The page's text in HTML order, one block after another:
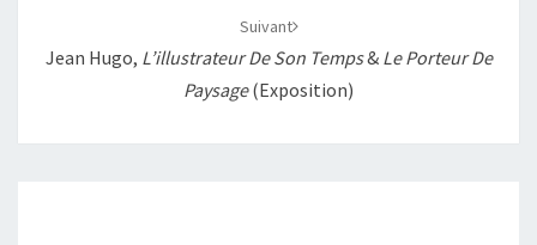
Suivant
Jean Hugo, L’illustrateur De Son Temps& Le Porteur De
Paysage(exposition)